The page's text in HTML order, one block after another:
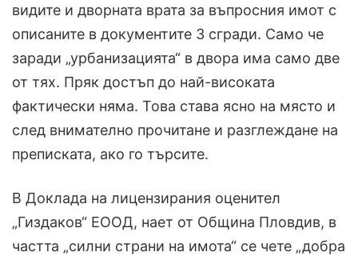
видите и дворната врата за въпросния имот с
описаните в документите 3 сгради. Само че
заради „урбанизацията“ в двора има само две
от тях. Пряк достъп до най-високата
фактически няма. Това става ясно на място и
след внимателно прочитане и разглеждане на
преписката, ако го търсите.
В Доклада на лицензирания оценител
„Гиздаков“ ЕООД, нает от Община Пловдив, в
частта „силни страни на имота“ се чете „добра